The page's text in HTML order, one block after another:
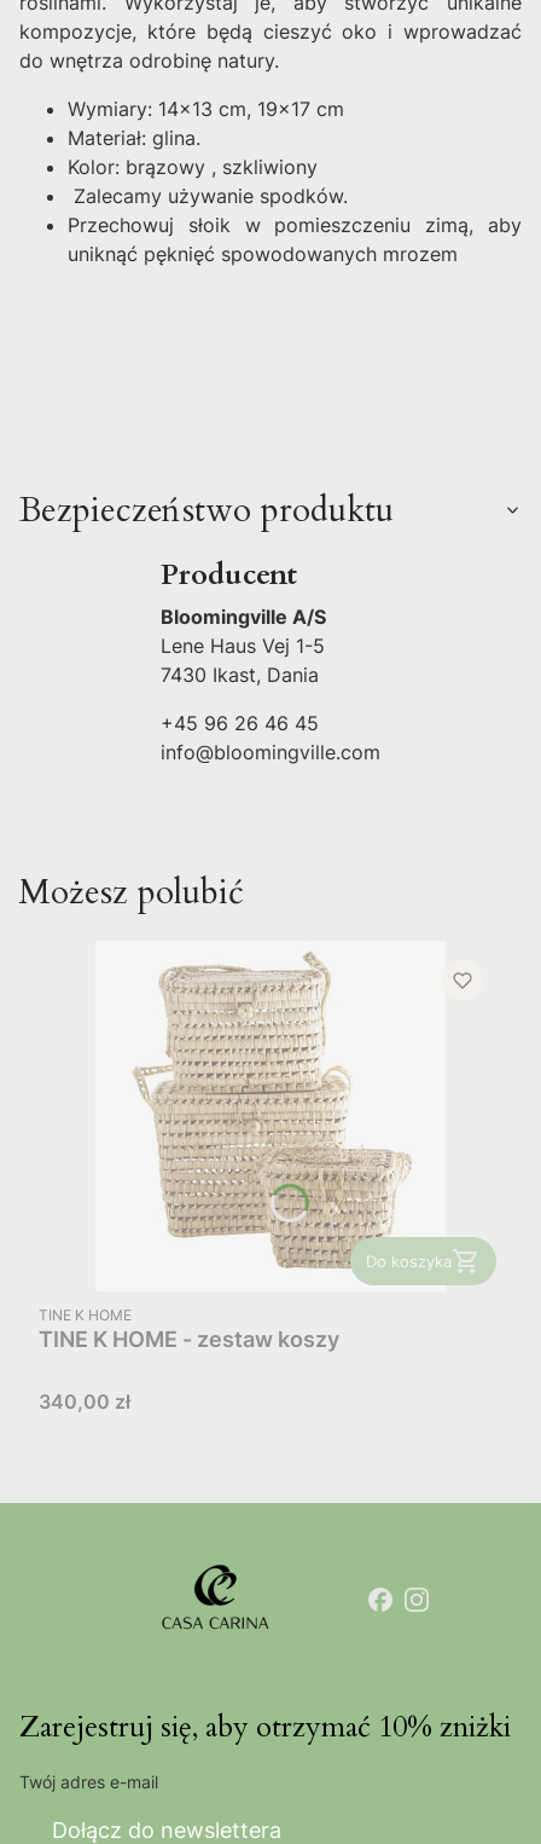
kompozycje, które będą cieszyć oko i wprowadzać
do wnętrza odrobinę natury.
Wymiary: 14x13 cm, 19x17 cm
Materiał: glina.
Kolor: brązowy , szkliwiony
Zalecamy używanie spodków.
Przechowuj słoik w pomieszczeniu zimą, aby
uniknąć pęknięć spowodowanych mrozem
Bezpieczeństwo produktu
Producent
Bloomingville A/S
Lene Haus Vej 1-5
7430 Ikast, Dania
+45 96 26 46 45
info@bloomingville.com
Możesz polubić
Do koszyka
PRODUCENT
TINE K HOME
TINE K HOME - zestaw koszy
Cena
340,00 zł
Zarejestruj się, aby otrzymać 10% zniżki
Twój adres e-mail
Dołącz do newslettera